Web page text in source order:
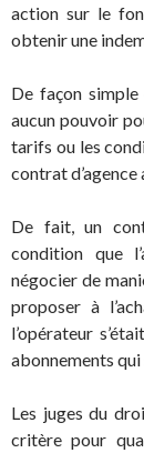
action sur le
obtenir une
De façon
aucun pouvoir
tarifs ou les
contrat d’agence
De fait, un
condition que
négocier de
proposer à
l’opérateur
abonnements qui
Les juges du
critère pour